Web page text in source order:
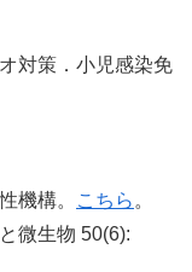
対策．小児感染免
機構。
こちら 。
微生物 50(6):